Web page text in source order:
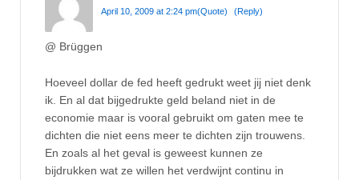
April 10, 2009 at 2:24 pm(Quote) (Reply)
@ Brüggen
Hoeveel dollar de fed heeft gedrukt weet jij niet denk
ik. En al dat bijgedrukte geld beland niet in de
economie maar is vooral gebruikt om gaten mee te
dichten die niet eens meer te dichten zijn trouwens.
En zoals al het geval is geweest kunnen ze
bijdrukken wat ze willen het verdwijnt continu in